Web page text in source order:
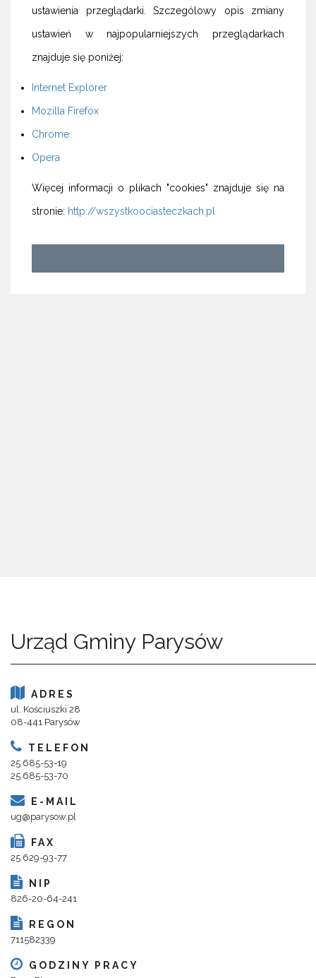
ustawienia przeglądarki. Szczególowy opis zmiany
ustawień w najpopularniejszych przeglądarkach
znajduje się poniżej:
Internet Explorer
Mozilla Firefox
Chrome
Opera
Więcej informacji o plikach "cookies" znajduje się na
stronie: http://wszystkoociasteczkach.pl
Urząd Gminy Parysów
ADRES
ul. Kościuszki 28
08-441 Parysów
TELEFON
25 685-53-19
25 685-53-70
E-MAIL
ug@parysow.pl
FAX
25 629-93-77
NIP
826-20-64-241
REGON
711582339
GODZINY PRACY